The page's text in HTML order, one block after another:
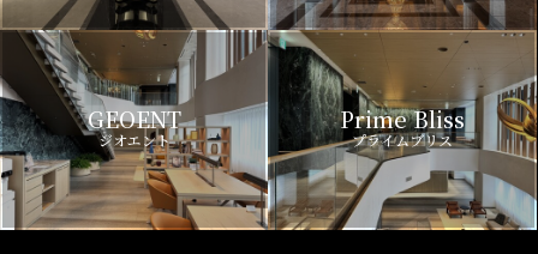
GEOENT
ジオエント
Prime Bliss
プライムブリス